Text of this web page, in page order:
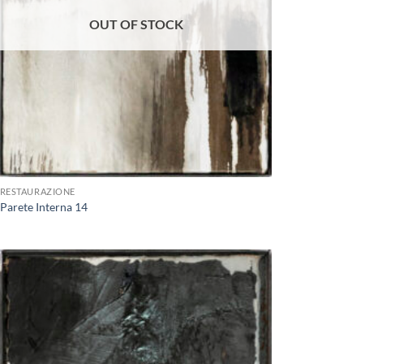
+
OUT OF STOCK
RESTAURAZIONE
Parete Interna 14
Aggiungi
alla lista
dei
desideri